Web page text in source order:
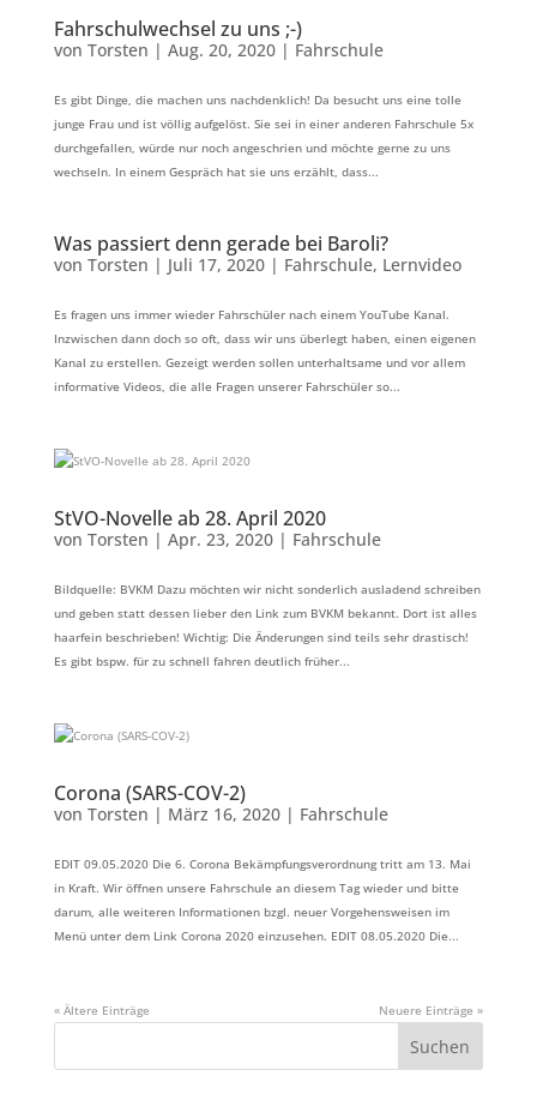
Fahrschulwechsel zu uns ;-)
von Torsten | Aug. 20, 2020| Fahrschule
Es gibt Dinge, die machen uns nachdenklich! Da besucht uns eine tolle
junge Frau und ist völlig aufgelöst. Sie sei in einer anderen Fahrschule 5x
durchgefallen, würde nur noch angeschrien und möchte gerne zu uns
wechseln. In einem Gespräch hat sie uns erzählt, dass...
Was passiert denn gerade bei Baroli?
von Torsten | Juli 17, 2020| Fahrschule, Lernvideo
Es fragen uns immer wieder Fahrschüler nach einem YouTube Kanal.
Inzwischen dann doch so oft, dass wir uns überlegt haben, einen eigenen
Kanal zu erstellen. Gezeigt werden sollen unterhaltsame und vor allem
informative Videos, die alle Fragen unserer Fahrschüler so...
StVO-Novelle ab 28. April 2020
von Torsten | Apr. 23, 2020| Fahrschule
Bildquelle: BVKM Dazu möchten wir nicht sonderlich ausladend schreiben
und geben statt dessen lieber den Link zum BVKM bekannt. Dort ist alles
haarfein beschrieben! Wichtig: Die Änderungen sind teils sehr drastisch!
Es gibt bspw. für zu schnell fahren deutlich früher...
Corona (SARS-COV-2)
von Torsten | März 16, 2020| Fahrschule
EDIT 09.05.2020 Die 6. Corona Bekämpfungsverordnung tritt am 13. Mai
in Kraft. Wir öffnen unsere Fahrschule an diesem Tag wieder und bitte
darum, alle weiteren Informationen bzgl. neuer Vorgehensweisen im
Menü unter dem Link Corona 2020 einzusehen. EDIT 08.05.2020 Die...
« Ältere Einträge Neuere Einträge »